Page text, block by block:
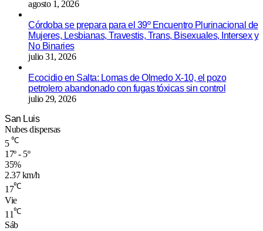
agosto 1, 2026
Córdoba se prepara para el 39º Encuentro Plurinacional de
Mujeres, Lesbianas, Travestis, Trans, Bisexuales, Intersex y
No Binaries
julio 31, 2026
Ecocidio en Salta: Lomas de Olmedo X-10, el pozo
petrolero abandonado con fugas tóxicas sin control
julio 29, 2026
San Luis
Nubes dispersas
5 ℃
17º - 5º
35%
2.37 km/h
17℃
Vie
11℃
Sáb